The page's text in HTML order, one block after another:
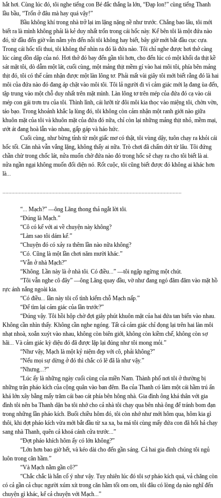
hắt hơi. Cùng lúc đó, tôi nghe tiếng con Bé đắc thắng la lớn, “Đạp lon!” cùng tiếng Thanh
lầu bầu, “Trốn ở đâu mà hay quá vậy!”
Bầu không khí trong nhà trở lại im lặng nặng nề như trước. Chẳng bao lâu, tôi mới
biết ra là mình không phải là kẻ duy nhất trốn trong cái hốc này. Kế bên tôi là một đứa nào
đó, từ đầu đến giờ vẫn nằm yên đến nỗi tôi không hay biết, bây giờ mới bắt đầu cục cựa.
Trong cái hốc tối thui, tôi không thể nhìn ra đó là đứa nào. Tôi chỉ nghe được hơi thở càng
lúc càng dồn dập của nó. Hơi thở đó bay đến gần tôi hơn, cho đến lúc có một khối da thịt kề
sát mặt tôi, dò dẫm một lát, cuối cùng, một mảng thịt mềm gí vào hai môi tôi, phía bên mảng
thịt đó, tôi có thể cảm nhận được một làn lông tơ. Phải mất vài giây tôi mới biết rằng đó là hai
môi của đứa nào đó đang áp chặt vào môi tôi. Tôi lả người đi vì cảm giác mới lạ đang ùa đến,
tập trung vào một chỗ duy nhất trên mặt mình. Làn lông tơ trên mép của đứa đó cạ vào cái
mép con gái trơn tru của tôi. Thình lình, cái lưỡi từ đôi môi kia thọc vào miệng tôi, chờn vờn,
táo bạo. Trong khoảnh khắc lạ lùng đó, tôi không còn cảm nhận một ranh giới nào giữa
khuôn mặt của tôi và khuôn mặt của đứa đó nữa, chỉ còn lại những mảng thịt nhỏ, mềm mại,
ướt át đang hoà lẫn vào nhau, gấp gáp và háo hức.
Cuối cùng, như bừng tỉnh từ một giấc mơ có thật, tôi vùng dậy, tuôn chạy ra khỏi cái
hốc tối. Căn nhà vẫn vắng lặng, không thấy ai nữa. Trò chơi đã chấm dứt từ lâu. Tôi đứng
chần chừ trong chốc lát, nửa muốn chờ đứa nào đó trong hốc sẽ chạy ra cho tôi biết là ai.
nửa ngần ngại không muốn đối diện nó. Rốt cuộc, tôi cũng biết được đó không ai khác hơn
là...
.........................................................................................................................
“... Mạch?” —ông Lãng thong thả ngắt lời tôi.
“Đúng là Mạch.”
“Cô có kể với ai về chuyện này không?
“Làm sao tôi dám kể.”
“Chuyện đó có xảy ra thêm lần nào nữa không?
“Có. Cũng là một lần chơi năm mười khác.”
“Vẫn ở nhà Mạch?”
“Không. Lần này là ở nhà tôi. Có điều...” —tôi ngập ngừng một chút.
“Tôi vẫn nghe cô đây” —ông Lãng quay đầu, vờ như đang ngó đăm đăm vào mặt hồ
rực ánh nắng ngoài kia.
“Có điều... lần này tôi cố tình kiếm chỗ Mạch nấp.”
“Để tìm lại cảm giác của lần trước?”
“Đúng vậy. Tôi hồi hộp chờ đợi giây phút khuôn mặt của hai đứa tan biến vào nhau.
Không cần nhìn thấy. Không cần nghe ngóng. Tất cả cảm giác chỉ đọng lại trên hai làn môi
nhạt nhoà, xoắn xuýt vào nhau, không còn biên giới, không còn kiềm chế, không còn sợ
hãi... Và cảm giác kỳ diệu đó đã được lặp lại đúng như tôi mong mỏi.”
“Như vậy, Mạch là một kỷ niệm đẹp với cô, phải không?”
“Nếu mọi sự dừng ở đó thì chắc có lẽ đã là như vậy.”
“Nhưng...?”
“Lúc ấy là những ngày cuối cùng của miền Nam. Thành phố nơi tôi ở thường bị
những trận pháo kích của cộng quân vào ban đêm. Ba của Thanh có làm một cái hầm trú ẩn
khá lớn xây bằng mấy trăm cái bao cát phía bên hông nhà. Gia đình ông khá thân với gia
đình tôi nên ba Thanh dặn ba tôi nhớ cho cả nhà tôi chạy qua bên nhà ông để tránh bom đạn
trong những lần pháo kích. Buổi chiều hôm đó, tôi còn nhớ như mới hôm qua, hôm kia gì
thôi, khi đợt pháo kích vừa mới bắt đầu từ xa xa, ba má tôi cùng mấy đứa con đã hối hả chạy
sang nhà Thanh, quên cả khoá cánh cửa trước...”
“Đợt pháo khích hôm ấy có lớn không?”
“Lớn hơn bao giờ hết, và kéo dài cho đến gần sáng. Cả hai gia đình chúng tôi ngủ
luôn trong căn hầm.”
“Và Mạch nằm gần cô?”
“Chắc chắc là hắn cố ý như vậy. Tuy nhiên lúc đó tôi sợ pháo kích quá, vả chăng còn
có cả gần cả chục người xúm xít trong căn hầm tối om om, tôi đâu có lòng dạ nào nghĩ đến
chuyện gì khác, kể cả chuyện với Mạch...”